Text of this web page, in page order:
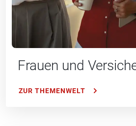
Frauen und
ZUR THEMENWELT